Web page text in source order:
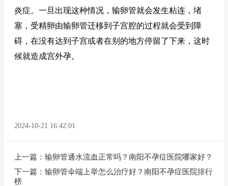
炎症。一旦出现这种情况，输卵管就会发生粘连，堵
塞，受精卵由输卵管迁移到子宫腔的过程就会受到障
碍，在没有达到子宫或者在别的地方停留了下来，这时
候就造成宫外孕。
2024-10-21 16:42:01
上一篇： 输卵管通水流血正常吗？南阳不孕症医院哪家好？
下一篇： 输卵管伞端上举怎么治疗好？南阳不孕症医院排行
榜